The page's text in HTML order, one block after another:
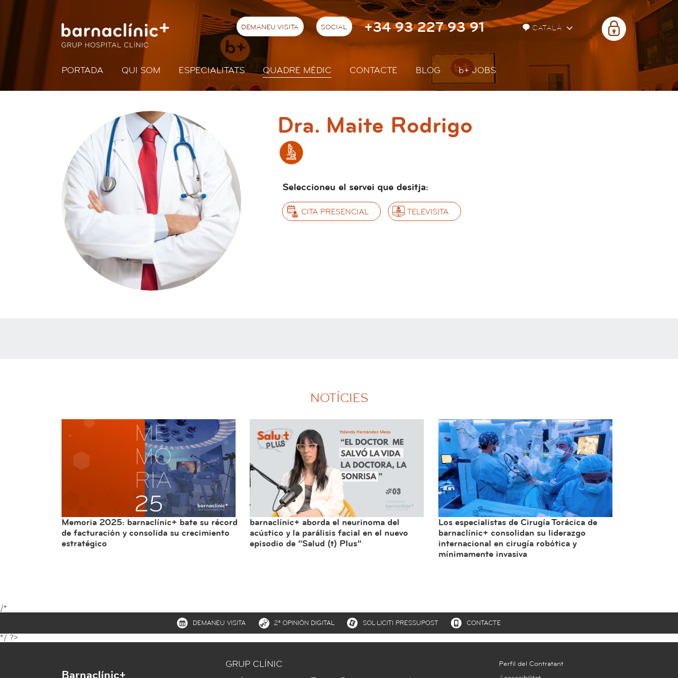
DEMANEU VISITA SOCIAL +34 93 227 93 91 CATALÀ
ÀREA
PRIVADA
PORTADA QUI SOM ESPECIALITATS QUADRE MÈDIC CONTACTE BLOG b+ JOBS
Dra. Maite Rodrigo
Seleccioneu el servei que desitja:
CITA PRESENCIAL TELEVISITA
NOTÍCIES
Memoria 2025: barnaclínic+ bate su récord
de facturación y consolida su crecimiento
estratégico
barnaclínic+ aborda el neurinoma del
acústico y la parálisis facial en el nuevo
episodio de “Salud (t) Plus”
Los especialistas de Cirugía Torácica de
barnaclínic+ consolidan su liderazgo
internacional en cirugía robótica y
mínimamente invasiva
/*
SECUNDARI
DEMANEU VISITA 2ª OPINIÓN DIGITAL SOL·LICITI PRESSUPOST CONTACTE
*/ ?>
Barnaclínic+
GRUP CLÍNIC
Perfil del Contratant